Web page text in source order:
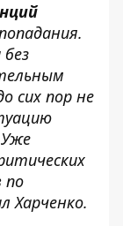
сих пор не
по
Харченко.